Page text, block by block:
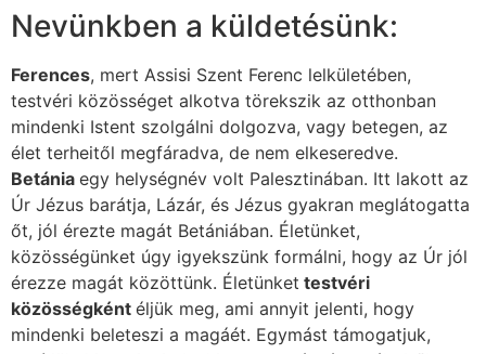
Nevünkben a küldetésünk:
Ferences, mert Assisi Szent Ferenc lelkületében,
testvéri közösséget alkotva törekszik az otthonban
mindenki Istent szolgálni dolgozva, vagy betegen, az
élet terheitől megfáradva, de nem elkeseredve.
Betánia egy helységnév volt Palesztinában. Itt lakott az
Úr Jézus barátja, Lázár, és Jézus gyakran meglátogatta
őt, jól érezte magát Betániában. Életünket,
közösségünket úgy igyekszünk formálni, hogy az Úr jól
érezze magát közöttünk. Életünket testvéri
közösségként éljük meg, ami annyit jelenti, hogy
mindenki beleteszi a magáét. Egymást támogatjuk,